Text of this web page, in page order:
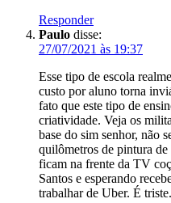
Responder
Paulo disse:
27/07/2021 às 19:37
Esse tipo de escola
custo por aluno torna
fato que este tipo de
criatividade. Veja os
base do sim senhor, não
quilômetros de pintura de
ficam na frente da TV
Santos e esperando
trabalhar de Uber. É triste.